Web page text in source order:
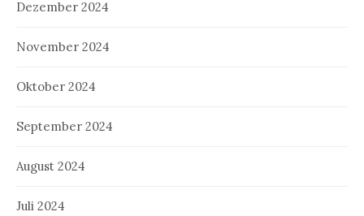
Dezember 2024
November 2024
Oktober 2024
September 2024
August 2024
Juli 2024